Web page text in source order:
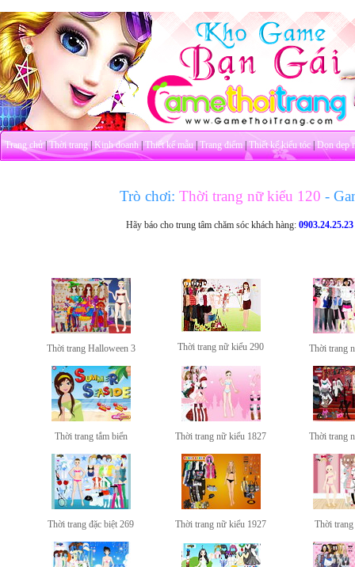
Trang chủ|Thời trang|Kinh doanh|Thiết kế mẫu|Trang điểm|Thiết kế kiểu tóc|Dọn dẹp
Trò chơi: Thời trang nữ kiểu 120 -
Hãy báo cho trung tâm chăm sóc khách hàng:0903.24.25.23
Thời trang Halloween 3 Thời trang nữ kiểu 290 Thời trang
Thời trang tắm biển Thời trang nữ kiểu 1827 Thời trang
Thời trang đặc biệt 269 Thời trang nữ kiểu 1927 Thời